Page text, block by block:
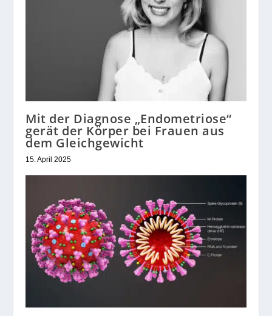
Mit der Diagnose „Endometriose“
gerät der Körper bei Frauen aus
dem Gleichgewicht
15. April 2025